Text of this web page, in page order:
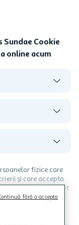
Sundae Cookie
online acum
fizice care
și care accepta
Auchan sunt
se acorda in
perioada promotiei.
fără a accepta